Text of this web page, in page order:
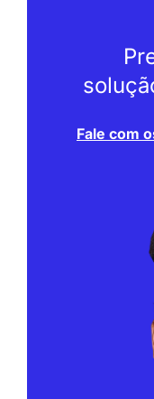
Fale com